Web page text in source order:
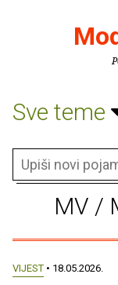
Sve teme
MV /
VIJEST • 18.05.2026.